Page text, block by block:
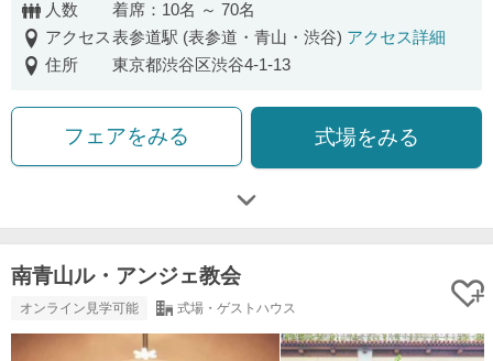
人数
着席：10名 ～ 70名
アクセス表参道駅 (表参道・青山・渋谷) アクセス詳細
住所
東京都渋谷区渋谷4-1-13
フェアをみる 式場をみる
南青山ル・アンジェ教会
オンライン見学可能 式場・ゲストハウス